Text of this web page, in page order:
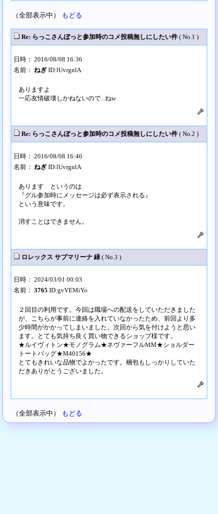
（全部表示中） もどる
Re: らっこさんぼっと参加時のコメ投稿無しにしたい件 ( No.1 )
日時： 2016/08/08 16:36
名前： ねぎ ID:lUvrgnlA
ありますよ
一応友情破壊しかねないので...ねw
Re: らっこさんぼっと参加時のコメ投稿無しにしたい件 ( No.2 )
日時： 2016/08/08 16:46
名前： ねぎ ID:lUvrgnlA
あります というのは
『グル参加時にメッセージは必ず表示される』
という意味です。
消すことはできません。
ロレックス サブマリーナ 緑 ( No.3 )
日時： 2024/03/01 00:03
名前： 3765 ID:gvVEMiYo
２回目の利用です。今回は職場への配送をしていただきました
が、こちらが事前に連絡を入れていなかったため、前回より多
少時間がかかってしまいました。次回から気を付けようと思い
ます。とても気持ち良く買い物できるショップ様です。
★ルイヴィトン★モノグラム★ネヴァーフルMM★ショルダー
トートバッグ★M40156★
とてもきれいな品物でよかったです。梱包もしっかりしていた
だきありがとうございました。
（全部表示中） もどる